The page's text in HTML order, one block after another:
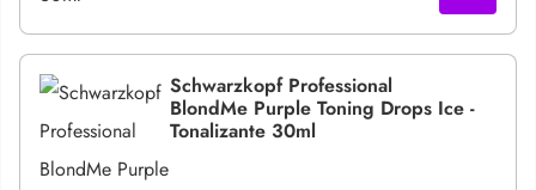
Schwarzkopf Professional
BlondMe Purple Toning Drops Ice -
Tonalizante 30ml